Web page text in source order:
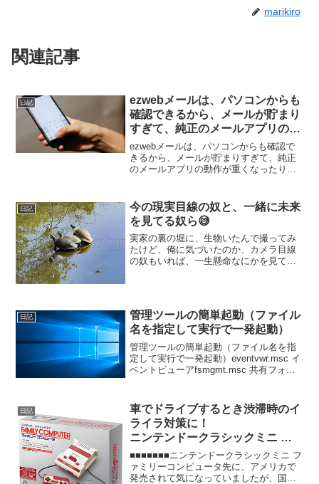
marikiro
関連記事
日記
ezwebメールは、パソコンからも
確認できるから、メールが貯まり
すぎて、純正のメールアプリの動
作が重くなったり、急に落ちたり
するようなら、パソコン側から貯
まったメールを全部消そう！
ezwebメールは、パソコンからも確認で
きるから、メールが貯まりすぎて、純正
のメールアプリの動作が重くなったり、
ブルになる前に、こまめに消すに限るけ
ど、放置しているとい...
日記
今の現実目線の奴と、一緒に未来
を見てる奴ら😅
実家の裏の堀に、生物いたんで撮ってみ
たけど、俺に気づいたのか、カメラ目線
の奴もいれば、一生懸命なにかを見てる
く突き進むのがいいのか。...
日記
管理ツールの簡単起動（ファイル
名を指定して実行で一発起動）
管理ツールの簡単起動（ファイル名を指
定して実行で一発起動）eventvwr.msc イ
ベントビューアfsmgmt.msc 共有フォル
services.msc...
日記
車でドライブするとき渋滞時のイ
ライラ対策に！
ニンテンドークラシックミニ フ
ァミリーコンピュータ
■■■■■■■ニンテンドークラシックミニ フ
ァミリーコンピュータ先に、アメリカで
発売されて気になっていましたが、国内